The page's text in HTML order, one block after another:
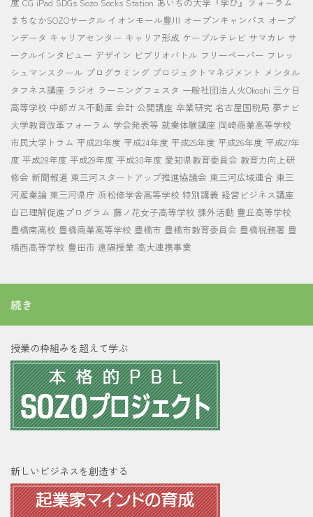
まちなかSOZOサークル イオンモール豊川 オープンキャンパス オープ
ンデータ キャリアセンター キャリア形成 ケーブルテレビ サマカレ サ
ークルインタビュー デザイン ビブリオバトル フリーペーパー フレッ
シュマンスクール プログラミング プロジェクトマネジメント メンタル
タフネス講座 ラジオ ラーニングフェスタ 一般社団法人火Okoshi 三ケ日
高等学校 中部ガス不動産 会計 公開講座 卒業研究 名古屋国税局 夢ナビ
大学教育改革フォーラム 学会発表等 就業体験講座 岡崎商業高等学校
市民大学トラム 平成23年度 平成24年度 平成25年度 平成26年度 平成27年
度 平成28年度 平成29年度 平成30年度 愛知県教育委員会 教育力向上研
修会 新聞報道 東三河スタートアップ推進協議会 東三河広域連合 東三
河産業論 東三河県庁 浜松修学舎高等学校 特別講義 経営ビジネス講座
自己理解促進プログラム 藤ノ花女子高等学校 課外活動 豊丘高等学校
豊橋南高校 豊橋商業高等学校 豊橋市 豊橋市教育委員会 豊橋税務署 豊
橋西高等学校 豊田市 遠隔授業 高大連携事業
続き
授業の枠組みを超えて学ぶ
新しいビジネスを創造する